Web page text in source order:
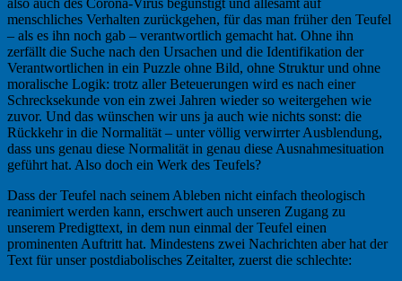
menschliches Verhalten zurückgehen, für das man früher den Teufel
– als es ihn noch gab – verantwortlich gemacht hat. Ohne ihn
zerfällt die Suche nach den Ursachen und die Identifikation der
Verantwortlichen in ein Puzzle ohne Bild, ohne Struktur und ohne
moralische Logik: trotz aller Beteuerungen wird es nach einer
Schrecksekunde von ein zwei Jahren wieder so weitergehen wie
zuvor. Und das wünschen wir uns ja auch wie nichts sonst: die
Rückkehr in die Normalität – unter völlig verwirrter Ausblendung,
dass uns genau diese Normalität in genau diese Ausnahmesituation
geführt hat. Also doch ein Werk des Teufels?
Dass der Teufel nach seinem Ableben nicht einfach theologisch
reanimiert werden kann, erschwert auch unseren Zugang zu
unserem Predigttext, in dem nun einmal der Teufel einen
prominenten Auftritt hat. Mindestens zwei Nachrichten aber hat der
Text für unser postdiabolisches Zeitalter, zuerst die schlechte: